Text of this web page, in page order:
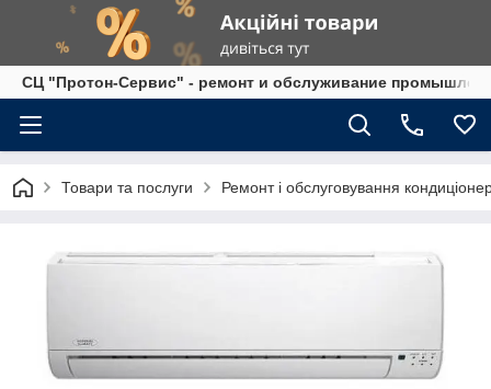
СЦ "Протон-Сервис" - ремонт и обслуживание
Товари та послуги Ремонт і обслуговування